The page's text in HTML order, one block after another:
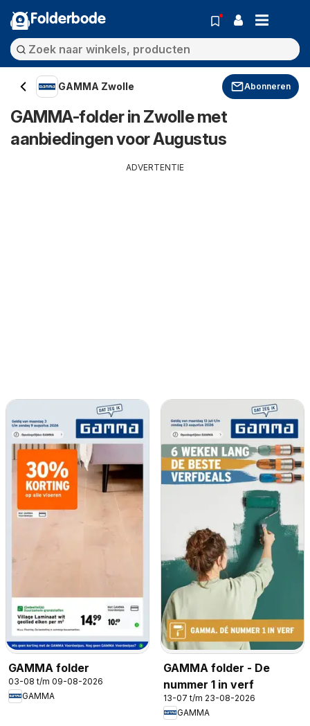
Folderbode
GAMMA Zwolle Abonneren
GAMMA-folder in Zwolle met
aanbiedingen voor Augustus
ADVERTENTIE
GAMMA folder
03-08 t/m 09-08-2026
GAMMA
GAMMA folder - De
nummer 1 in verf
13-07 t/m 23-08-2026
GAMMA